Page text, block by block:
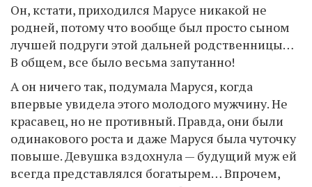
Он, кстати, приходился Марусе никакой не
родней, потому что вообще был просто сыном
лучшей подруги этой дальней родственницы…
В общем, все было весьма запутанно!
А он ничего так, подумала Маруся, когда
впервые увидела этого молодого мужчину. Не
красавец, но не противный. Правда, они были
одинакового роста и даже Маруся была чуточку
повыше. Девушка вздохнула — будущий муж ей
всегда представлялся богатырем… Впрочем,